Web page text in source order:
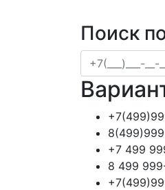
Поиск
+7 499
8 499